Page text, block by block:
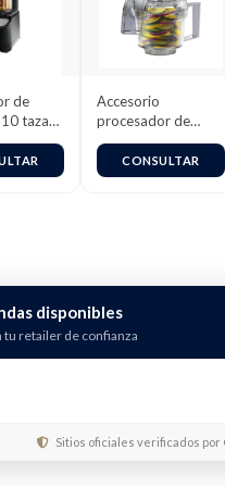
de
tazas
Accesorio
procesador de
alimentos Oster®
BLSTFP-W00
CONSULTAR
disponibles
tu retailer de confianza
Sitios oficiales verificados por